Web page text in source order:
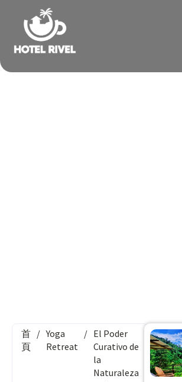
首
頁
/ Yoga
Retreat
/ El Poder
Curativo de
la
Naturaleza